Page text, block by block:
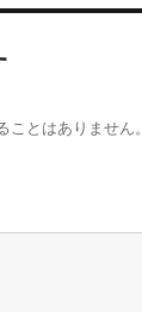
とはありません。